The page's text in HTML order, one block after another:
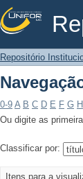
Repositório
0-9 A B C D E F G H
Ou digite as
Classificar por:
Itens para a